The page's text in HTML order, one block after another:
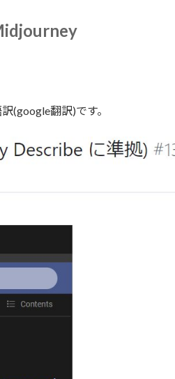
(google翻訳)です。